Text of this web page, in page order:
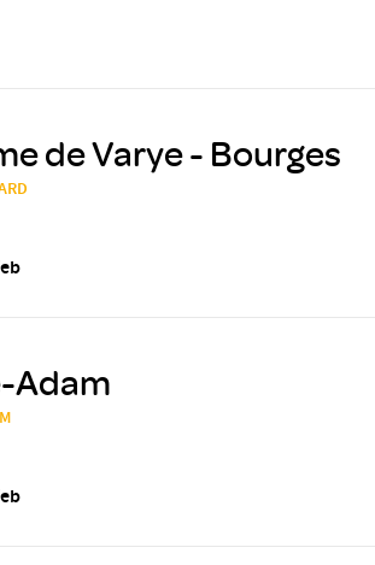
de Varye - Bourges
Adam